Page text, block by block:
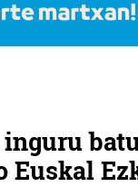
inguru
Euskal